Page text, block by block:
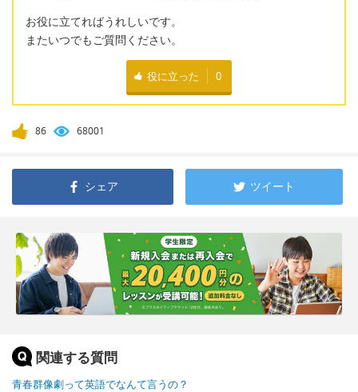
お役に立てればうれしいです。
またいつでもご質問ください。
役に立った 0
86 68001
シェア ツイート
関連する質問
青春群像劇って英語でなんて言うの？